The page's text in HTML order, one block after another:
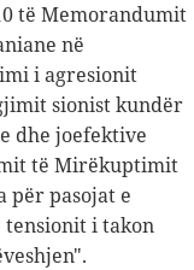
të Memorandumit
në
i agresionit
sionist kundër
dhe joefektive
të Mirëkuptimit
për pasojat e
i takon